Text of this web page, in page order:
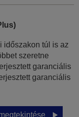
időszakon túl is az
szeretne
garanciális
garanciális